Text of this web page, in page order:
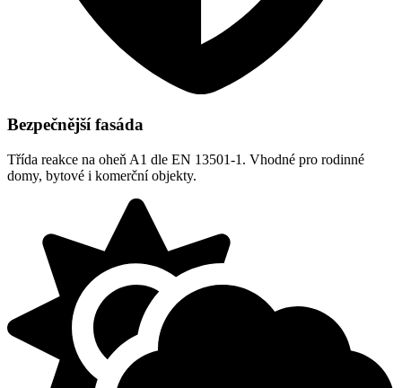
Bezpečnější fasáda
Třída reakce na oheň A1 dle EN 13501-1. Vhodné pro rodinné
domy, bytové i komerční objekty.